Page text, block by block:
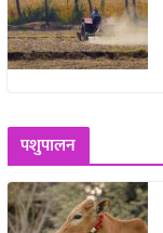
पशुपालन